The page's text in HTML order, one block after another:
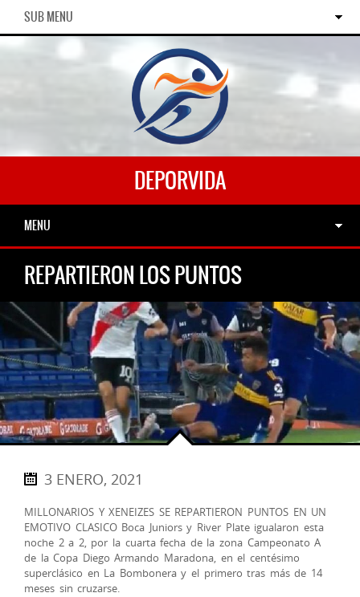
SUB MENU
DEPORVIDA
MENU
REPARTIERON LOS PUNTOS
3 ENERO, 2021
MILLONARIOS Y XENEIZES SE REPARTIERON PUNTOS EN UN
EMOTIVO CLASICO Boca Juniors y River Plate igualaron esta
noche 2 a 2, por la cuarta fecha de la zona Campeonato A
de la Copa Diego Armando Maradona, en el centésimo
superclásico en La Bombonera y el primero tras más de 14
meses sin cruzarse.